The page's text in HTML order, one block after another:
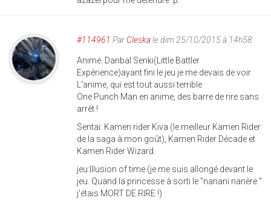
#114961 Par Cleskale dim 25/10/2015 à 14h58
Animé: Danbal Senki(Little Battler
Expérience)ayant fini le jeu je me devais de voir
L'anime, qui est tout aussi terrible
One Punch Man en anime, des barre de rire sans
arrêt !
Sentai: Kamen rider Kiva (le meilleur Kamen Rider
de la saga à mon goût), Kamen Rider Décade et
Kamen Rider Wizard.
jeu:Illusion of time (je me suis allongé devant le
jeu. Quand la princesse à sorti le "nanani nanère "
j'étais MORT DE RIRE !)